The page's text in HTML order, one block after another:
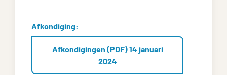
Afkondiging:
Afkondigingen (PDF) 14 januari
2024